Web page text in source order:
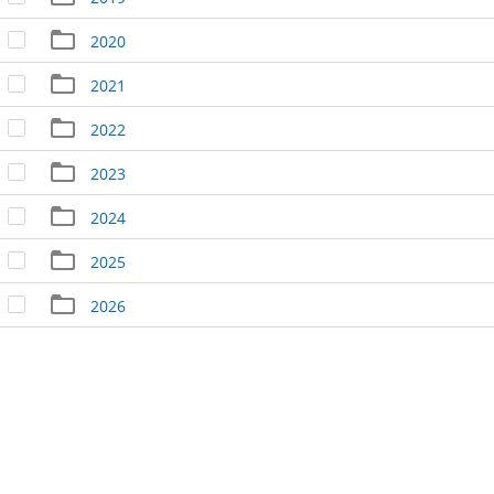
2020
2021
2022
2023
2024
2025
2026